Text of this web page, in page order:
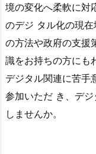
境の変化へ柔軟に対
のデジ タル化の現
の方法や政府の支援
識をお持ちの方にも
デジタル関連に苦手
参加いただ き、デ
しませんか。